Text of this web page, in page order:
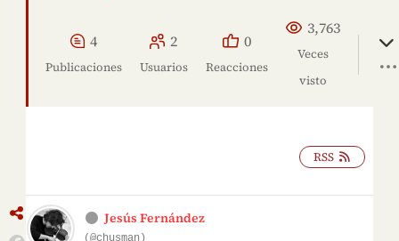
4
Publicaciones
2
Usuarios
0
Reacciones
3,763
Veces
visto
RSS
Jesús Fernández
(@chusman)